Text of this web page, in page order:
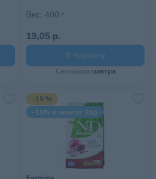
Вес: 400 г
19,05 р.
В корзину
Самовывоззавтра
-15 %
-15% в чеке от 25р